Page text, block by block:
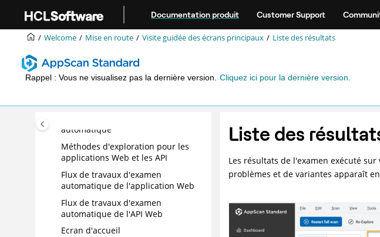
Documentation produit Customer Support
Welcome Mise en route Visite guidée des écrans principaux Liste des résultats
Rappel : Vous ne visualisez pas la dernière version. Cliquez ici pour la dernière version.
Mise en route
Présentation
Configuration système requise
automatique
Méthodes d'exploration pour les
applications Web et les API
Flux de travaux d'examen
automatique de l'application Web
Flux de travaux d'examen
automatique de l'API Web
Ecran d'accueil
Liste des
Les résultats de l'examen exécuté
problèmes et de variantes apparaît